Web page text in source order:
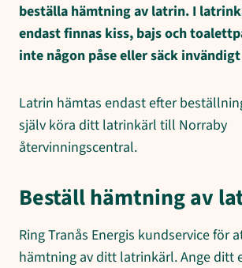
beställa hämtning av latrin. I
endast finnas kiss, bajs och
inte någon påse eller säck
Latrin hämtas endast efter
själv köra ditt latrinkärl till Norraby
återvinningscentral.
Beställ hämtning av
Ring Tranås Energis kundservice för
hämtning av ditt latrinkärl. Ange ditt